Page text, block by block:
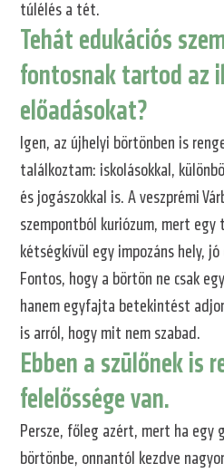
túlélés a tét.
Tehát edukációs
fontosnak tartod az
előadásokat?
Igen, az újhelyi börtönben is
találkoztam: iskolásokkal,
és jogászokkal is. A veszprémi
szempontból kuriózum, mert egy
kétségkívül egy impozáns hely,
Fontos, hogy a börtön ne csak
hanem egyfajta betekintést
is arról, hogy mit nem szabad.
Ebben a szülőnek is
felelőssége van.
Persze, főleg azért, mert ha egy
börtönbe, onnantól kezdve